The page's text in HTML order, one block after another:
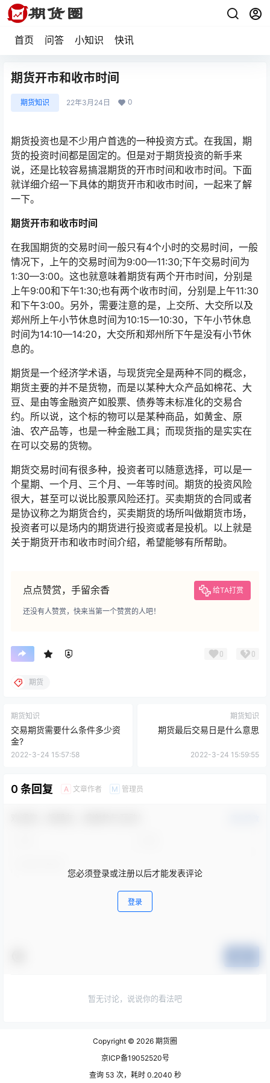
首页 问答 小知识 快讯
期货开市和收市时间
期货知识 22年3月24日 0
期货投资也是不少用户首选的一种投资方式。在我国，期
货的投资时间都是固定的。但是对于期货投资的新手来
说，还是比较容易搞混期货的开市时间和收市时间。下面
就详细介绍一下具体的期货开市和收市时间，一起来了解
一下。
期货开市和收市时间
在我国期货的交易时间一般只有4个小时的交易时间，一般
情况下，上午的交易时间为9:00—11:30;下午交易时间为
1:30—3:00。这也就意味着期货有两个开市时间，分别是
上午9:00和下午1:30;也有两个收市时间，分别是上午11:30
和下午3:00。另外，需要注意的是，上交所、大交所以及
郑州所上午小节休息时间为10:15—10:30，下午小节休息
时间为14:10—14:20，大交所和郑州所下午是没有小节休
息的。
期货是一个经济学术语，与现货完全是两种不同的概念，
期货主要的并不是货物，而是以某种大众产品如棉花、大
豆、是由等金融资产如股票、债券等未标准化的交易合
约。所以说，这个标的物可以是某种商品，如黄金、原
油、农产品等，也是一种金融工具；而现货指的是实实在
在可以交易的货物。
期货交易时间有很多种，投资者可以随意选择，可以是一
个星期、一个月、三个月、一年等时间。期货的投资风险
很大，甚至可以说比股票风险还打。买卖期货的合同或者
是协议称之为期货合约，买卖期货的场所叫做期货市场，
投资者可以是场内的期货进行投资或者是投机。以上就是
关于期货开市和收市时间介绍，希望能够有所帮助。
点点赞赏，手留余香 给TA打赏
还没有人赞赏，快来当第一个赞赏的人吧！
0 0
期货
期货知识
交易期货需要什么条件多少资
金?
2022-3-24 15:57:58
期货知识
期货最后交易日是什么意思
2022-3-24 15:59:55
0 条回复 A 文章作者 M 管理员
您必须登录或注册以后才能发表评论
登录
暂无讨论，说说你的看法吧
Copyright © 2026 期货圈
京ICP备19052520号
查询 53 次，耗时 0.2040 秒